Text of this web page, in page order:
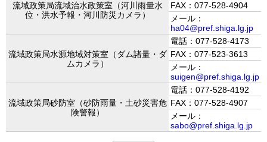
流域政策局流域治水政策室（河川雨量水
位・洪水予報・河川防災カメラ）
FAX：077-528-4904
メール：
ha04@pref.shiga.lg.jp
流域政策局水源地域対策室（ダム諸量・ダ
ムカメラ）
電話：077-528-4173
FAX：077-523-3613
メール：
suigen@pref.shiga.lg.jp
流域政策局砂防室（砂防雨量・土砂災害危
険警報）
電話：077-528-4192
FAX：077-528-4907
メール：
sabo@pref.shiga.lg.jp